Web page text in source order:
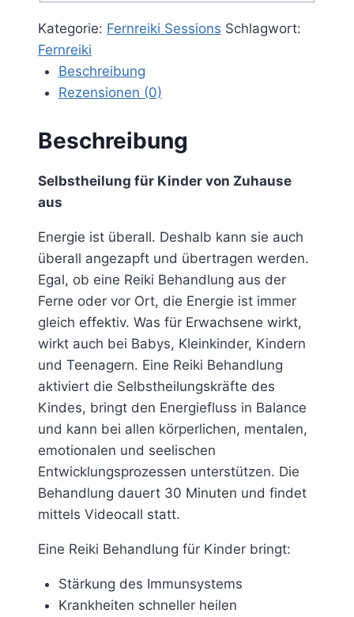
Kategorie: Fernreiki Sessions Schlagwort:
Fernreiki
Beschreibung
Rezensionen (0)
Beschreibung
Selbstheilung für Kinder von Zuhause
aus
Energie ist überall. Deshalb kann sie auch
überall angezapft und übertragen werden.
Egal, ob eine Reiki Behandlung aus der
Ferne oder vor Ort, die Energie ist immer
gleich effektiv. Was für Erwachsene wirkt,
wirkt auch bei Babys, Kleinkinder, Kindern
und Teenagern. Eine Reiki Behandlung
aktiviert die Selbstheilungskräfte des
Kindes, bringt den Energiefluss in Balance
und kann bei allen körperlichen, mentalen,
emotionalen und seelischen
Entwicklungsprozessen unterstützen. Die
Behandlung dauert 30 Minuten und findet
mittels Videocall statt.
Eine Reiki Behandlung für Kinder bringt:
Stärkung des Immunsystems
Krankheiten schneller heilen